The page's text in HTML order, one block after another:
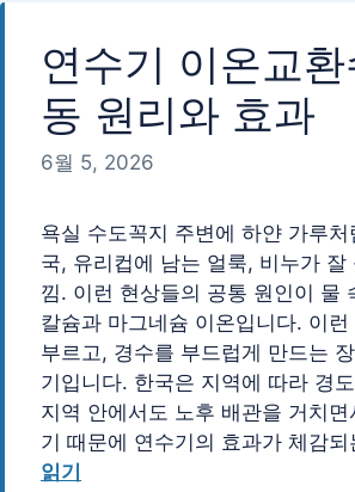
연수기 이온교
동 원리와 효과
6월 5, 2026
욕실 수도꼭지 주변에 하얀 가루
국, 유리컵에 남는 얼룩, 비누가 잘
낌. 이런 현상들의 공통 원인이 물
칼슘과 마그네슘 이온입니다. 이
부르고, 경수를 부드럽게 만드는
기입니다. 한국은 지역에 따라 경
지역 안에서도 노후 배관을 거치
기 때문에 연수기의 효과가 체감
읽기